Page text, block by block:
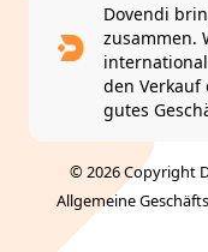
Dovendi
zusammen.
den Verkauf
gutes
© 2026 Copyright
Allgemeine